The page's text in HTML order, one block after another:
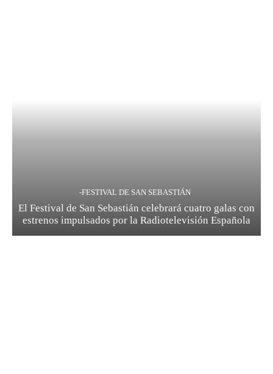
-FESTIVAL DE SAN SEBASTIÁN
El Festival de San Sebastián celebrará cuatro galas con
estrenos impulsados por la Radiotelevisión Española